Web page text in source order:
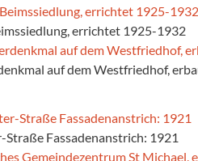
errichtet 1925-1932
auf dem Westfriedhof,
Fassadenanstrich: 1921